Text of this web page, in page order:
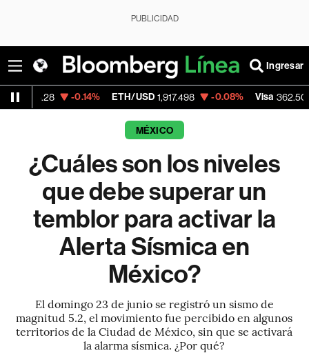
PUBLICIDAD
Ingresar
-0.14% ETH/USD 1,917.498 -0.08% Visa 362.50 -2.15%
MÉXICO
¿Cuáles son los niveles
que debe superar un
temblor para activar la
Alerta Sísmica en
México?
El domingo 23 de junio se registró un sismo de
magnitud 5.2, el movimiento fue percibido en algunos
territorios de la Ciudad de México, sin que se activará
la alarma sísmica. ¿Por qué?